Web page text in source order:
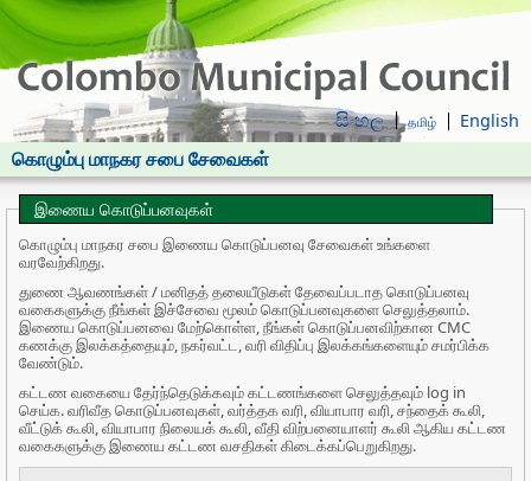
සිංහල தமிழ் English
கொழும்பு மாநகர சபை சேவைகள்
இணைய கொடுப்பனவுகள்
கொழும்பு மாநகர சபை இணைய கொடுப்பனவு சேவைகள் உங்களை
வரவேற்கிறது.
துணை ஆவணங்கள் / மனிதத் தலையீடுகள் தேவைப்படாத கொடுப்பனவு
வகைகளுக்கு நீங்கள் இச்சேவை மூலம் கொடுப்பனவுகளை செலுத்தலாம்.
இணைய கொடுப்பனவை மேற்கொள்ள, நீங்கள் கொடுப்பனவிற்கான CMC
கணக்கு இலக்கத்தையும், நகர்வட்ட, வரி விதிப்பு இலக்கங்களையும் சமர்பிக்க
வேண்டும்.
கட்டண வகையை தேர்ந்தெடுக்கவும் கட்டணங்களை செலுத்தவும் log in
செய்க. வரிவீத கொடுப்பனவுகள், வர்த்தக வரி, வியாபார வரி, சந்தைக் கூலி,
வீட்டுக் கூலி, வியாபார நிலையக் கூலி, வீதி விற்பனையாளர் கூலி ஆகிய கட்டண
வகைகளுக்கு இணைய கட்டண வசதிகள் கிடைக்கப்பெறுகிறது.